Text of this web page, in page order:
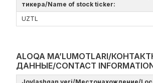
тикера/Name of stock ticker:
UZTL
ALOQA MA’LUMOTLARI/
ДАННЫЕ/CONTACT